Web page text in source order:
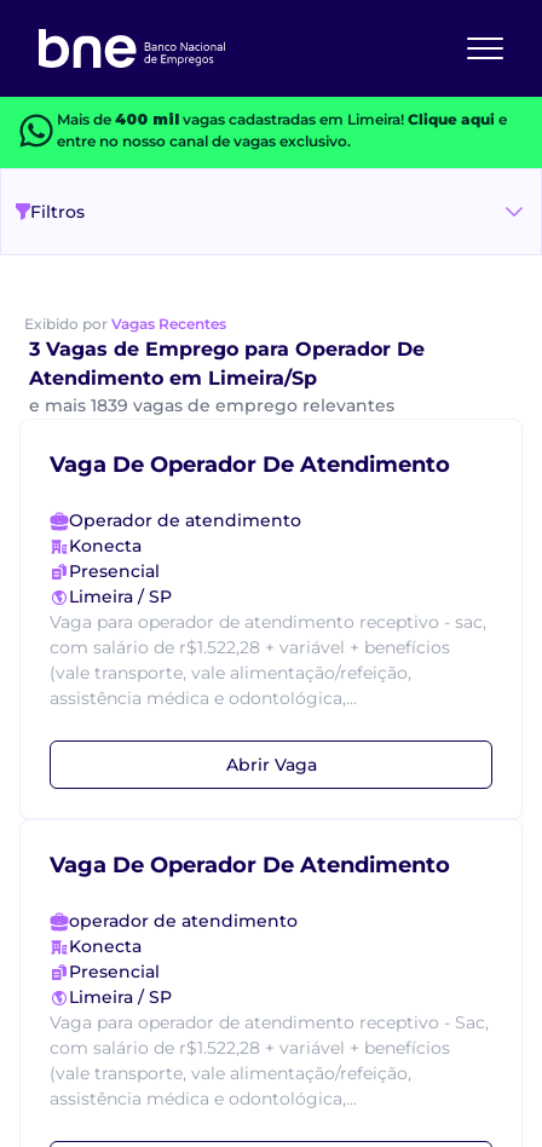
Mais de 400 milvagas cadastradas em Limeira! Clique aquie
entre no nosso canal de vagas exclusivo.
Filtros
Exibido por Vagas Recentes
3 Vagas de Emprego para Operador De
Atendimento em Limeira/Sp
e mais 1839 vagas de emprego relevantes
Vaga De Operador De Atendimento
Operador de atendimento
Konecta
Presencial
Limeira / SP
Vaga para operador de atendimento receptivo - sac,
com salário de r$1.522,28 + variável + benefícios
(vale transporte, vale alimentação/refeição,
assistência médica e odontológica,...
Abrir Vaga
Vaga De Operador De Atendimento
operador de atendimento
Konecta
Presencial
Limeira / SP
Vaga para operador de atendimento receptivo - Sac,
com salário de r$1.522,28 + variável + benefícios
(vale transporte, vale alimentação/refeição,
assistência médica e odontológica,...